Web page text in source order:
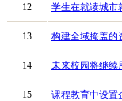
12 学生在就读城市
13 构建全域掩盖的
14 未来校园将继续
15 课程教育中设置